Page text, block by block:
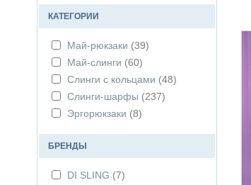
КАТЕГОРИИ
Май-рюкзаки (39)
Май-слинги (60)
Слинги с кольцами (48)
Слинги-шарфы (237)
Эргорюкзаки (8)
БРЕНДЫ
DI SLING (7)